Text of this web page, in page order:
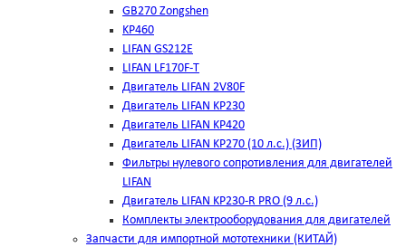
GB270 Zongshen
KP460
LIFAN GS212E
LIFAN LF170F-T
Двигатель LIFAN 2V80F
Двигатель LIFAN KP230
Двигатель LIFAN KP420
Двигатель LIFAN KP270 (10 л.с.) (ЗИП)
Фильтры нулевого сопротивления для двигателей
LIFAN
Двигатель LIFAN KP230-R PRO (9 л.с.)
Комплекты электрооборудования для двигателей
Запчасти для импортной мототехники (КИТАЙ)